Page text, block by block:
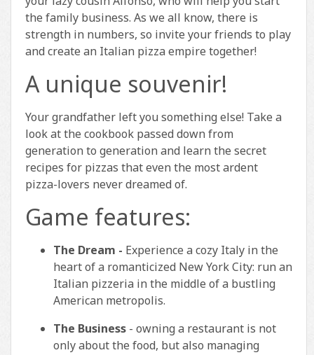
the family business. As we all know, there is
strength in numbers, so invite your friends to play
and create an Italian pizza empire together!
A unique souvenir!
Your grandfather left you something else! Take a
look at the cookbook passed down from
generation to generation and learn the secret
recipes for pizzas that even the most ardent
pizza-lovers never dreamed of.
Game features:
The Dream - Experience a cozy Italy in the
heart of a romanticized New York City: run an
Italian pizzeria in the middle of a bustling
American metropolis.
The Business - owning a restaurant is not
only about the food, but also managing